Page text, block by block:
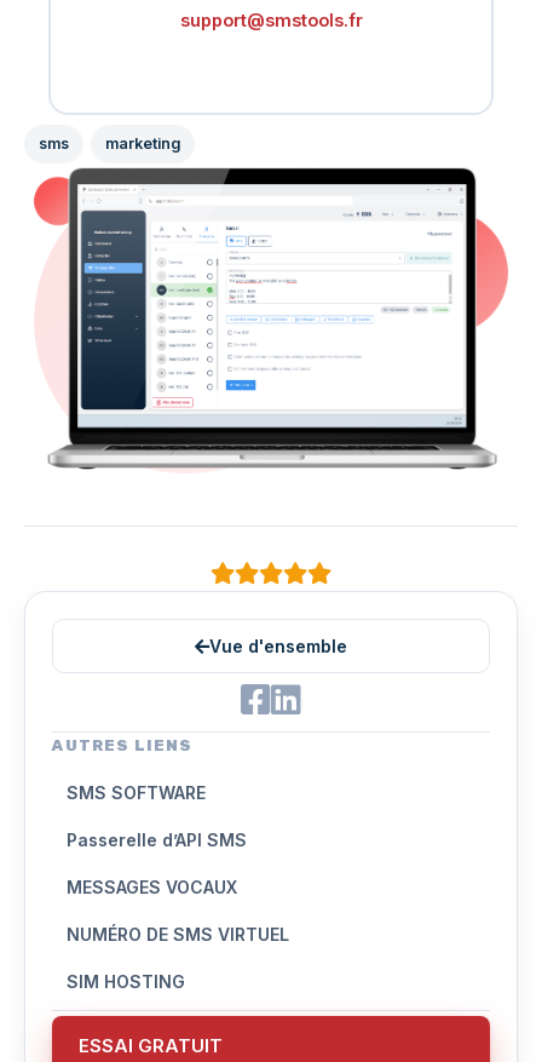
support@smstools.fr
sms marketing
Vue d'ensemble
AUTRES LIENS
SMS SOFTWARE
Passerelle d’API SMS
MESSAGES VOCAUX
NUMÉRO DE SMS VIRTUEL
SIM HOSTING
ESSAI GRATUIT